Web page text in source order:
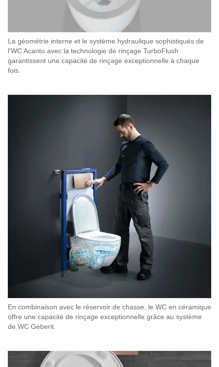
La géométrie interne et le système hydraulique sophistiqués de
l'WC Acanto avec la technologie de rinçage TurboFlush
garantissent une capacité de rinçage exceptionnelle à chaque
fois.
En combinaison avec le réservoir de chasse, le WC en céramique
offre une capacité de rinçage exceptionnelle grâce au système
de WC Geberit.